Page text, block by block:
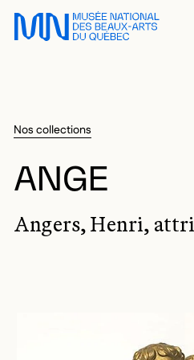
Sauter au menu principal
Sauter au contenu principal
Sauter au pied de page
Nos collections
ANGE
Angers, Henri,